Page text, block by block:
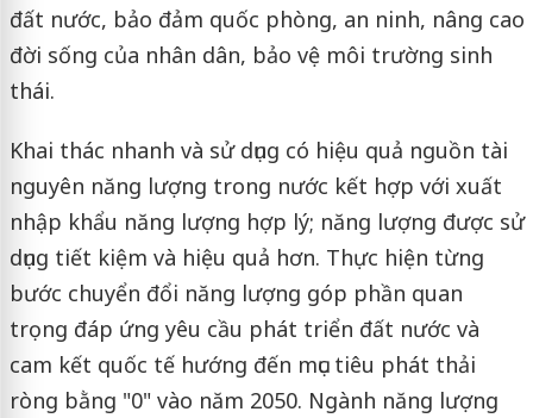
đất nước, bảo đảm quốc phòng, an ninh, nâng cao
đời sống của nhân dân, bảo vệ môi trường sinh
thái.
Khai thác nhanh và sử dụng có hiệu quả nguồn tài
nguyên năng lượng trong nước kết hợp với xuất
nhập khẩu năng lượng hợp lý; năng lượng được sử
dụng tiết kiệm và hiệu quả hơn. Thực hiện từng
bước chuyển đổi năng lượng góp phần quan
trọng đáp ứng yêu cầu phát triển đất nước và
cam kết quốc tế hướng đến mục tiêu phát thải
ròng bằng "0" vào năm 2050. Ngành năng lượng